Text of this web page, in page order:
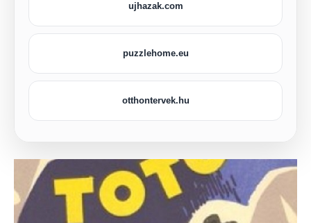
ujhazak.com
puzzlehome.eu
otthontervek.hu